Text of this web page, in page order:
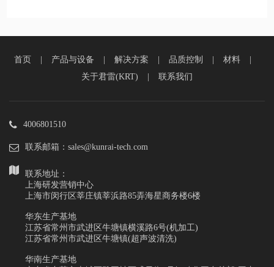
首页 产品与设备 解决方案 品质控制 材料
关于君雷(KRT)
联系我们
4006801510
联系邮箱：sales@kunrai-tech.com
联系地址：
上海研发营销中心
上海市闵行区莘庄镇莘浜路85弄海星商务楼6楼
华东生产基地
江苏省常州市武进区牛塘镇横溪路6号(机加工)
江苏省常州市武进区牛塘镇(超声波清洗)
华南生产基地